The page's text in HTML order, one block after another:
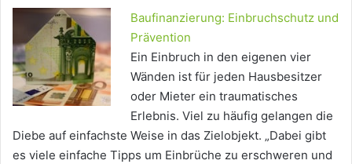
Baufinanzierung: Einbruchschutz und
Prävention
Ein Einbruch in den eigenen vier
Wänden ist für jeden Hausbesitzer
oder Mieter ein traumatisches
Erlebnis. Viel zu häufig gelangen die
Diebe auf einfachste Weise in das Zielobjekt. „Dabei gibt
es viele einfache Tipps um Einbrüche zu erschweren und